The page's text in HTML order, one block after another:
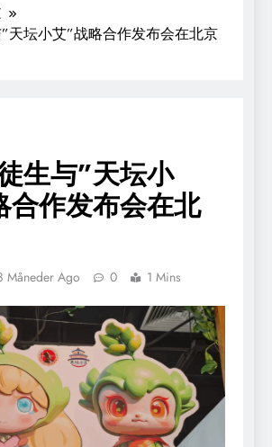
天坛小艾”战略合作发布会在北京
生与”天坛小
合作发布会在北
Måneder Ago 0 1 Mins